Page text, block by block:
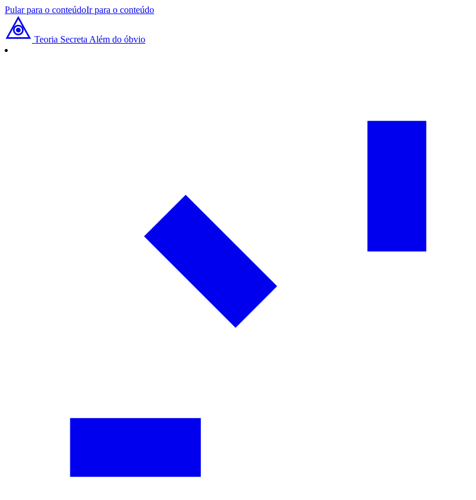
Pular para o conteúdoIr para o conteúdo
Teoria Secreta Além do óbvio